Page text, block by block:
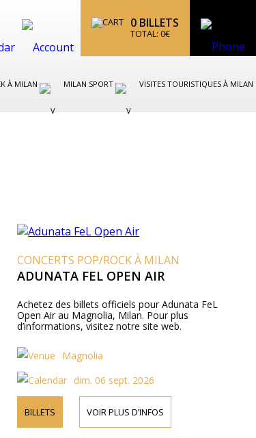
0 BILLETS
TOTAL: 0€
À MILAN MILAN SPORT VISITES TOURISTIQUES À MILAN
CONCERTS POP/ROCK À MILAN
ADUNATA FEL OPEN AIR
Achetez des billets officiels pour Adunata FeL
Open Air au Magnolia, Milan. Pour plus
d’informations, visitez notre site web.
Magnolia
dim. 06 sept. 2026
BILLETS VOIR PLUS D’INFOS